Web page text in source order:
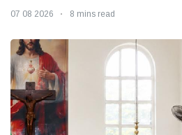
07 08 2026 8 mins read